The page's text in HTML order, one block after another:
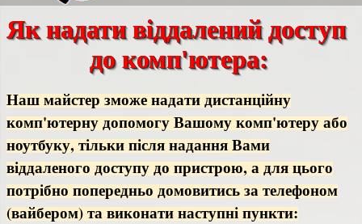
Як надати віддалений доступ
до комп'ютера:
Наш майстерзможе надати дистанційну
комп'ютерну допомогу Вашому комп'ютеру або
ноутбуку, тільки після надання Вами
віддаленого доступу до пристрою, а для цього
потрібно попередньо домовитись за телефоном
(вайбером) та виконати наступні пункти: